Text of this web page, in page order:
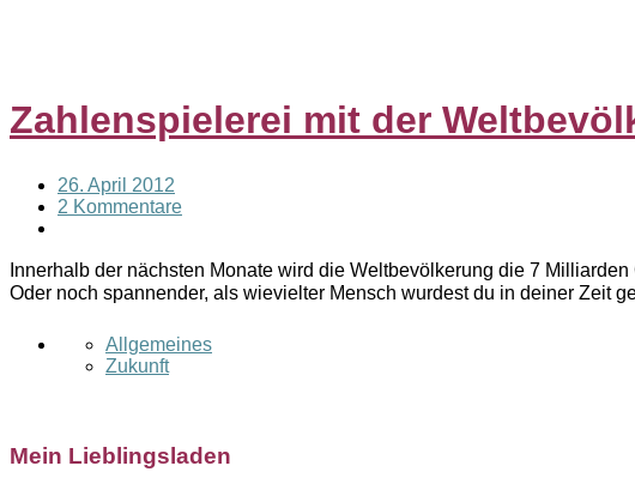
Zahlenspielerei mit der
26. April 2012
2 Kommentare
Innerhalb der nächsten Monate wird die Weltbevölkerung die 7
Oder noch spannender, als wievielter Mensch wurdest du in deiner Zeit
Allgemeines
Zukunft
Mein Lieblingsladen